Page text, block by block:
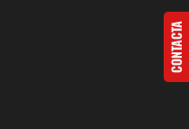
CONTACTA